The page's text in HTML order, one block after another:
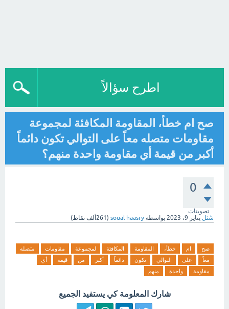
اطرح سؤالاً
صح ام خطأ، المقاومة المكافئة لمجموعة
مقاومات متصله معاً على التوالي تكون دائماً
أكبر من قيمة أي مقاومة واحدة منهم؟
0
تصويتات
سُئل يناير 9، 2023 بواسطة soual haasry
( 261ألف نقاط)
صح ام خطأ، المقاومة المكافئة لمجموعة مقاومات
متصله
معاً
على التوالي تكون دائماً أكبر من قيمة
أي
مقاومة
واحدة منهم
شارك المعلومة كي يستفيد الجميع